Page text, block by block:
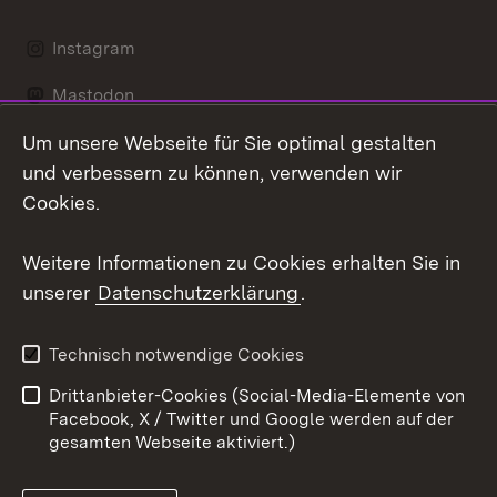
Instagram
Mastodon
Messenger
Kontakt
Impressum
Cookies
Um unsere Webseite für Sie optimal gestalten
und verbessern zu können, verwenden wir
Cookies.
Weitere Informationen zu Cookies erhalten Sie in
unserer Datenschutzerklärung.
Technisch notwendige Cookies
Drittanbieter-Cookies (Social-Media-Elemente von
Facebook, X / Twitter und Google werden auf der
gesamten Webseite aktiviert.)